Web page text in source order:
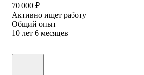
70 000 ₽
Активно ищет работу
Общий опыт
10 лет 6 месяцев